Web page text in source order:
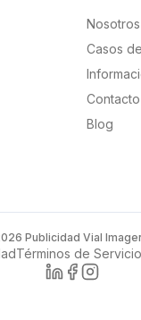
Nosotros
Casos
Contacto
Blog
Publicidad Vial
Términos de Servicio